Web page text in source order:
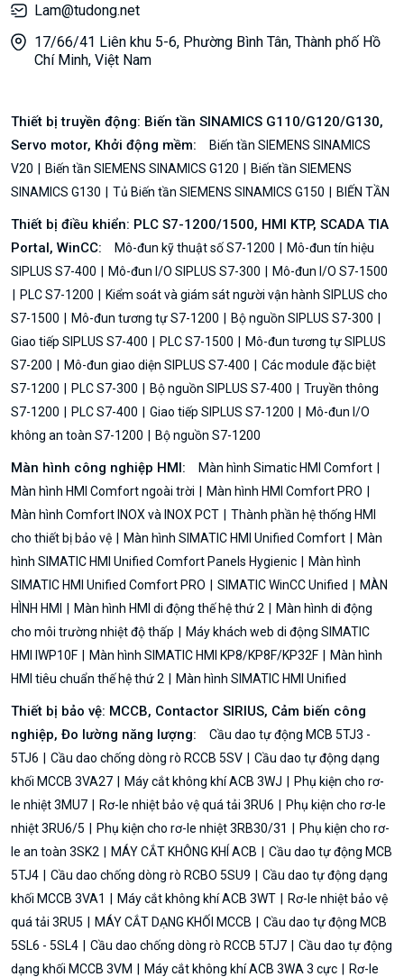
Lam@tudong.net
17/66/41 Liên khu 5-6, Phường Bình Tân, Thành phố Hồ
Chí Minh, Việt Nam
Thiết bị truyền động: Biến tần SINAMICS G110/G120/G130,
Servo motor, Khởi động mềm:
Biến tần SIEMENS SINAMICS
V20
Biến tần SIEMENS SINAMICS G120
Biến tần SIEMENS
SINAMICS G130
Tủ Biến tần SIEMENS SINAMICS G150 BIẾN TẦN
Thiết bị điều khiển: PLC S7-1200/1500, HMI KTP, SCADA TIA
Portal, WinCC:
Mô-đun kỹ thuật số S7-1200
Mô-đun tín hiệu
SIPLUS S7-400
Mô-đun I/O SIPLUS S7-300
Mô-đun I/O S7-1500
PLC S7-1200
Kiểm soát và giám sát người vận hành SIPLUS cho
S7-1500
Mô-đun tương tự S7-1200
Bộ nguồn SIPLUS S7-300
Giao tiếp SIPLUS S7-400
PLC S7-1500
Mô-đun tương tự SIPLUS
S7-200
Mô-đun giao diện SIPLUS S7-400
Các module đặc biệt
S7-1200
PLC S7-300 Bộ nguồn SIPLUS S7-400
Truyền thông
S7-1200
PLC S7-400 Giao tiếp SIPLUS S7-1200
Mô-đun I/O
không an toàn S7-1200
Bộ nguồn S7-1200
Màn hình công nghiệp HMI:
Màn hình Simatic HMI Comfort
Màn hình HMI Comfort ngoài trời
Màn hình HMI Comfort PRO
Màn hình Comfort INOX và INOX PCT
Thành phần hệ thống HMI
cho thiết bị bảo vệ
Màn hình SIMATIC HMI Unified Comfort
Màn
hình SIMATIC HMI Unified Comfort Panels Hygienic
Màn hình
SIMATIC HMI Unified Comfort PRO
SIMATIC WinCC Unified
MÀN
HÌNH HMI
Màn hình HMI di động thế hệ thứ 2
Màn hình di động
cho môi trường nhiệt độ thấp
Máy khách web di động SIMATIC
HMI IWP10F
Màn hình SIMATIC HMI KP8/KP8F/KP32F
Màn hình
HMI tiêu chuẩn thế hệ thứ 2
Màn hình SIMATIC HMI Unified
Thiết bị bảo vệ: MCCB, Contactor SIRIUS, Cảm biến công
nghiệp, Đo lường năng lượng:
Cầu dao tự động MCB 5TJ3 -
5TJ6
Cầu dao chống dòng rò RCCB 5SV
Cầu dao tự động dạng
khối MCCB 3VA27
Máy cắt không khí ACB 3WJ
Phụ kiện cho rơ-
le nhiệt 3MU7
Rơ-le nhiệt bảo vệ quá tải 3RU6
Phụ kiện cho rơ-le
nhiệt 3RU6/5
Phụ kiện cho rơ-le nhiệt 3RB30/31
Phụ kiện cho rơ-
le an toàn 3SK2
MÁY CẮT KHÔNG KHÍ ACB
Cầu dao tự động MCB
5TJ4
Cầu dao chống dòng rò RCBO 5SU9
Cầu dao tự động dạng
khối MCCB 3VA1
Máy cắt không khí ACB 3WT
Rơ-le nhiệt bảo vệ
quá tải 3RU5
MÁY CẮT DẠNG KHỐI MCCB
Cầu dao tự động MCB
5SL6 - 5SL4
Cầu dao chống dòng rò RCCB 5TJ7
Cầu dao tự động
dạng khối MCCB 3VM
Máy cắt không khí ACB 3WA 3 cực
Rơ-le